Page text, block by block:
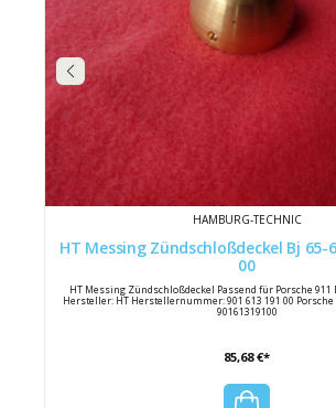
HAMBURG-TECHNIC
HT Messing Zündschloßdeckel Bj 65-66 901 613
00
HT Messing Zündschloßdeckel Passend für Porsche 911
Hersteller: HT Herstellernummer: 901 613 191 00
90161319100
85,68 €*